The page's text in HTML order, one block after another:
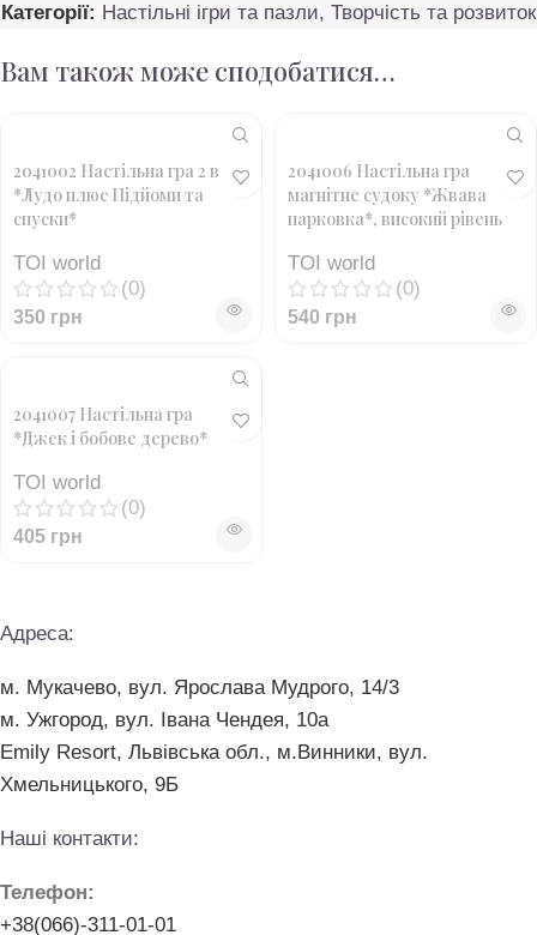
Категорії: Настільні ігри та пазли, Творчість та розвиток
Вам також може сподобатися…
2041002 Настільна гра 2 в 1
*Лудо плюс Підйоми та
спуски*
TOI world
(0)
350 грн
2041006 Настільна гра
магнітне судоку *Жвава
парковка*, високий рівень
TOI world
(0)
540 грн
2041007 Настільна гра
*Джек і бобове дерево*
TOI world
(0)
405 грн
Адреса:
м. Мукачево, вул. Ярослава Мудрого, 14/3
м. Ужгород, вул. Івана Чендея, 10а
Emily Resort, Львівська обл., м.Винники, вул.
Хмельницького, 9Б
Наші контакти:
Телефон:
+38(066)-311-01-01